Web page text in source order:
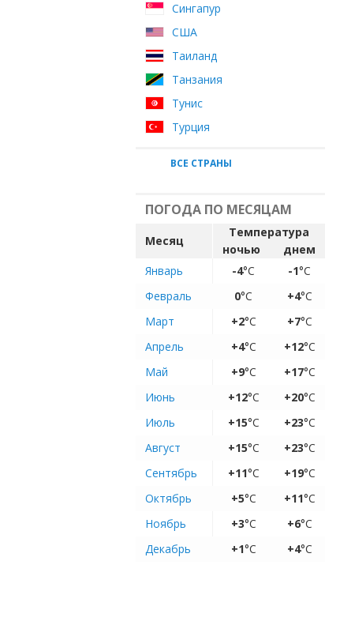
Сингапур
США
Таиланд
Танзания
Тунис
Турция
ВСЕ СТРАНЫ
ПОГОДА ПО МЕСЯЦАМ
Месяц
Температура
ночью
днем
Январь
-4°C -1°C
Февраль
0°C +4°C
Март
+2°C +7°C
Апрель
+4°C +12°C
Май
+9°C +17°C
Июнь
+12°C +20°C
Июль
+15°C +23°C
Август
+15°C +23°C
Сентябрь
+11°C +19°C
Октябрь
+5°C +11°C
Ноябрь
+3°C +6°C
Декабрь
+1°C +4°C